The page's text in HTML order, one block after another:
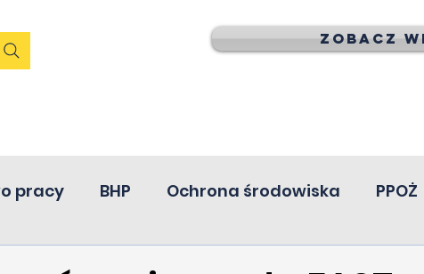
Zobacz
pracy BHP Ochrona środowiska PPOŻ